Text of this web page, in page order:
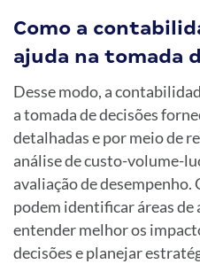
Como a
ajuda na tomada
Desse modo, a
a tomada de decisões
detalhadas e por meio de
análise de custo-volume-
avaliação de desempenho.
podem identificar áreas de
entender melhor os
decisões e planejar